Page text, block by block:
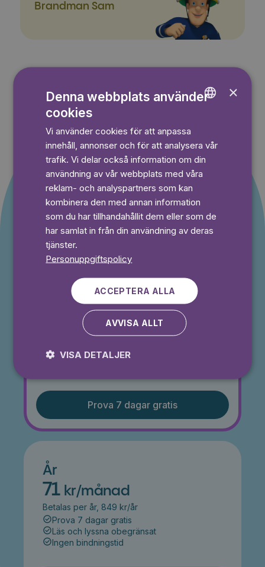
Brandman Sam
Erbjudande till nya
kunder
Du betalar inget under provperioden och kan
avsluta din prenumeration när som helst.
⭐️ Offer!
Månad
49,50 kr
50% rabatt i 3 månader
Läs och lyssna obegränsat
Prova 7 dagar gratis
År
71 kr/månad
Betalas per år, 849 kr/år
Prova 7 dagar gratis
Läs och lyssna obegränsat
Ingen bindningstid
×
Denna webbplats använder
cookies
Vi använder cookies för att anpassa
innehåll, annonser och för att analysera vår
trafik. Vi delar också information om din
användning av vår webbplats med våra
reklam- och analyspartners som kan
kombinera den med annan information
som du har tillhandahållit dem eller som de
har samlat in från din användning av deras
tjänster.
Personuppgiftspolicy
ACCEPTERA ALLA
AVVISA ALLT
VISA DETALJER